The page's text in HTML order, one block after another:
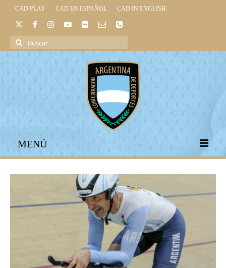
CAD PLAY CAD EN ESPAÑOL CAD IN ENGLISH
Buscar
por:
MENÚ
INICIO
INSTITUCIONAL
LEGISLACIÓN DEPORTIVA
UNIVERSO CAD
NOTICIAS